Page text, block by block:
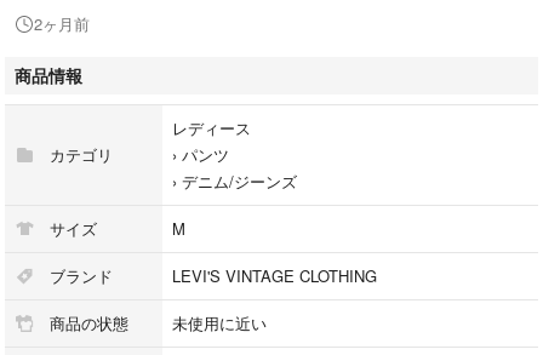
■ 詳細スペック
・ブランド：Levi's Vintage Clothing (LVC)
・モデル：1950's 701（PC9-50701-0008）
・サイズ表記：W28 L34
・ディテール：ハイウエスト、BIG E（ビッグE）、セルビッジ（赤
耳）、布パッチ、ジップフライ
■ 実測サイズ（平置き）
・ウエスト：約 36cm
・股上：約 39cm
・ワタリ：約 28cm
2ヶ月前
商品情報
カテゴリ
レディース
› パンツ
› デニム/ジーンズ
サイズ M
ブランド LEVI'S VINTAGE CLOTHING
商品の状態 未使用に近い